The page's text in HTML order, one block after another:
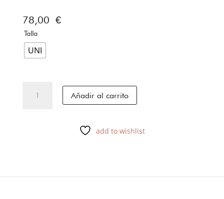
78,00 €
Talla
UNI
cantidad
Añadir al carrito
add to wishlist